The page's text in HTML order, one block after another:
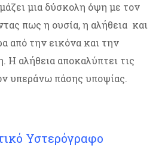
μια δύσκολη όψη με τον
πως η ουσία, η αλήθεια και
από την εικόνα και την
Η αλήθεια αποκαλύπτει τις
υπεράνω πάσης υποψίας.
Υστερόγραφο